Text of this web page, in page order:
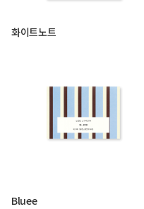
화이트노트
Bluee